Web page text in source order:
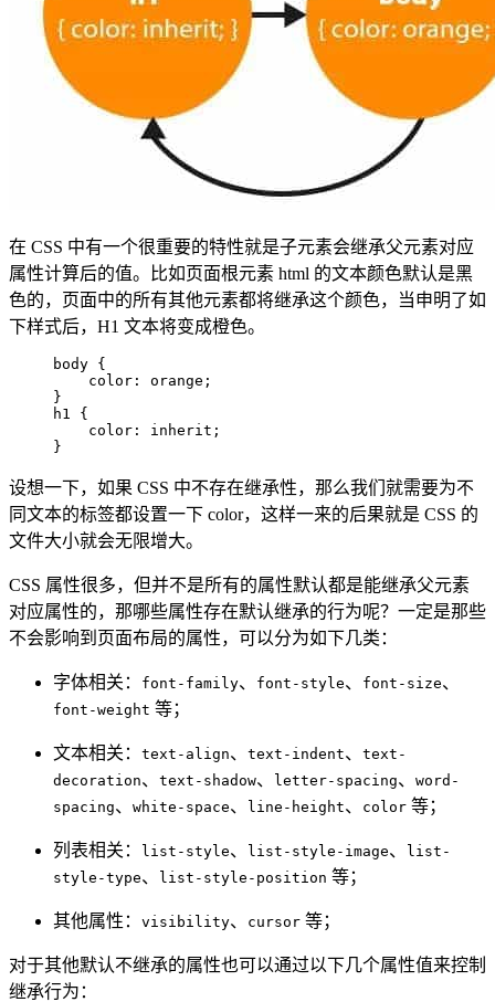
在 CSS 中有一个很重要的特性就是子元素会继承父元素对应
属性计算后的值。比如页面根元素 html 的文本颜色默认是黑
色的，页面中的所有其他元素都将继承这个颜色，当申明了如
下样式后，H1 文本将变成橙色。
body {
    color: orange;
}
h1 {
    color: inherit;
}
设想一下，如果 CSS 中不存在继承性，那么我们就需要为不
同文本的标签都设置一下 color，这样一来的后果就是 CSS 的
文件大小就会无限增大。
CSS 属性很多，但并不是所有的属性默认都是能继承父元素
对应属性的，那哪些属性存在默认继承的行为呢？一定是那些
不会影响到页面布局的属性，可以分为如下几类：
字体相关： font-family、 font-style、 font-size、
font-weight 等；
文本相关： text-align、 text-indent、 text-
decoration、 text-shadow、 letter-spacing、 word-
spacing、 white-space、 line-height、 color 等；
列表相关： list-style、 list-style-image、
list-
style-type、 list-style-position 等；
其他属性： visibility、 cursor 等；
对于其他默认不继承的属性也可以通过以下几个属性值来控制
继承行为：